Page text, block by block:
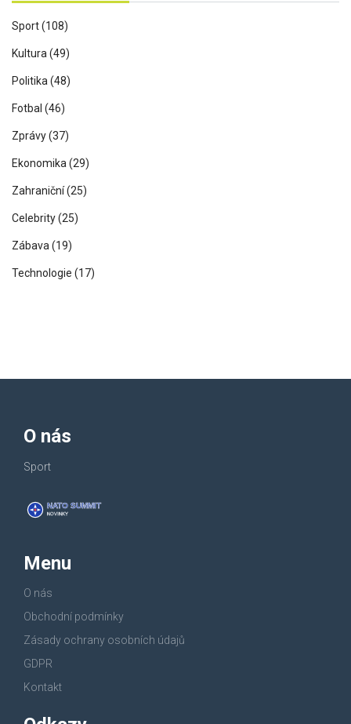
Sport(108)
Kultura(49)
Politika(48)
Fotbal (46)
Zprávy(37)
Ekonomika(29)
Zahraniční(25)
Celebrity(25)
Zábava(19)
Technologie (17)
O nás
Sport
Menu
O nás
Obchodní podmínky
Zásady ochrany osobních údajů
GDPR
Kontakt